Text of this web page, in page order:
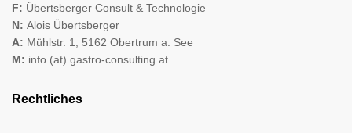
F: Übertsberger Consult & Technologie
N: Alois Übertsberger
A: Mühlstr. 1, 5162 Obertrum a. See
M: info (at) gastro-consulting.at
Rechtliches